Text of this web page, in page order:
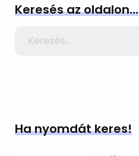
Keresés az oldalon…
Ha nyomdát keres!